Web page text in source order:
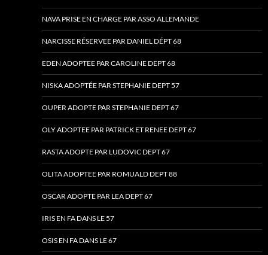
NAVA PRISE EN CHARGE PAR ASSO ALLEMANDE
NARCISSE RÉSERVEE PAR DANIEL DÉPT 68
EDEN ADOPTEE PAR CAROLINE DEPT 68
NISKA ADOPTÉE PAR STEPHANIE DEPT 57
OUPER ADOPTE PAR STEPHANIE DEPT 67
OLY ADOPTEE PAR PATRICK ET RENEE DEPT 67
RASTA ADOPTE PAR LUDOVIC DEPT 67
OLITA ADOPTEE PAR ROMUALD DEPT 88
OSCAR ADOPTE PAR LEA DEPT 67
IRIS EN FA DANS LE 57
OSIS EN FA DANS LE 67